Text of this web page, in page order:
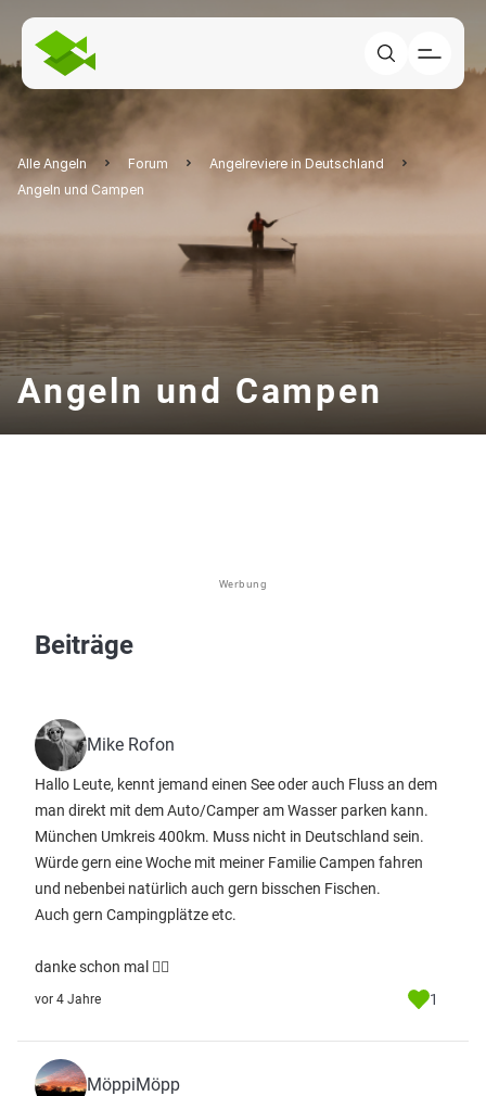
Alle Angeln Forum
Angelreviere in Deutschland
Angeln und Campen
Angeln und Campen
Werbung
Beiträge
Mike Rofon
Hallo Leute, kennt jemand einen See oder auch Fluss an dem
man direkt mit dem Auto/Camper am Wasser parken kann.
München Umkreis 400km. Muss nicht in Deutschland sein.
Würde gern eine Woche mit meiner Familie Campen fahren
und nebenbei natürlich auch gern bisschen Fischen.
Auch gern Campingplätze etc.
danke schon mal 👍🏼
vor 4 Jahre 1
MöppiMöpp